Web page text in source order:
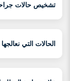
تشخيص حالات
الحالات التي